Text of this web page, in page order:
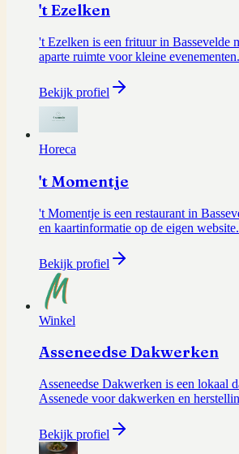
't Ezelken
't Ezelken is een frituur in Bassevelde
aparte ruimte voor kleine evenementen.
Bekijk profiel
Horeca
't Momentje
't Momentje is een restaurant in
en kaartinformatie op de eigen website.
Bekijk profiel
Winkel
Asseneedse Dakwerken
Asseneedse Dakwerken is een lokaal
Assenede voor dakwerken en
Bekijk profiel